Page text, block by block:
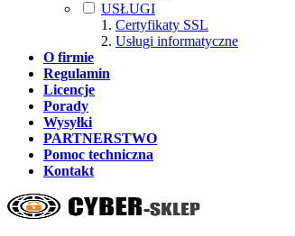
USŁUGI
Certyfikaty SSL
Usługi informatyczne
O firmie
Regulamin
Licencje
Porady
Wysyłki
PARTNERSTWO
Pomoc techniczna
Kontakt